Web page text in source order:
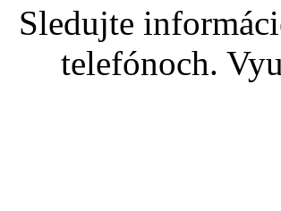
Sledujte
telefónoch.